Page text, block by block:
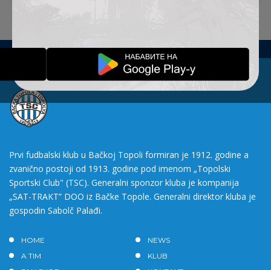
Prvi fudbalski klub u Bačkoj Topoli formiran je 1912. godine a
zvanično postoji od 1913. godine pod imenom „Topolski
Sportski Club" (TSC). Generalni sponzor kluba je kompanija
„SAT-TRAKT” DOO iz Bačke Topole. Generalni direktor kluba je
gospodin Sabolč Palađi.
HOME
NEWS
A TIM
KLUB